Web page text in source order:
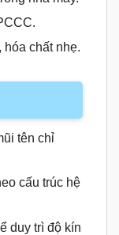
hóa chất nhẹ.
tên chỉ
cấu trúc hệ
duy trì độ kín